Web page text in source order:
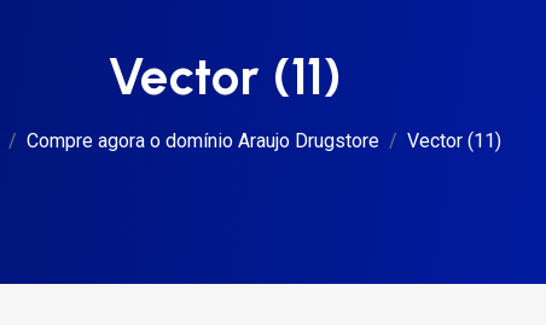
Vector (11)
Compre agora o domínio Araujo Drugstore Vector (11)